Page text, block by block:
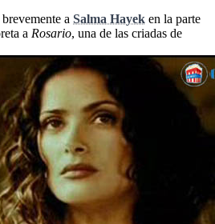
a Salma Hayek en la parte
a Rosario, una de las criadas de